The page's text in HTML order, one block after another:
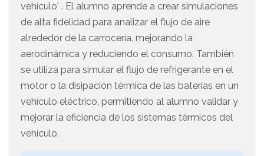
vehículo' . El alumno aprende a crear simulaciones
de alta fidelidad para analizar el flujo de aire
alrededor de la carrocería, mejorando la
aerodinámica y reduciendo el consumo. También
se utiliza para simular el flujo de refrigerante en el
motor o la disipación térmica de las baterías en un
vehículo eléctrico, permitiendo al alumno validar y
mejorar la eficiencia de los sistemas térmicos del
vehículo.